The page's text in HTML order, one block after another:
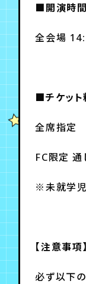
■開演時間
全会場
■チケット
全席指定
FC限定
※未就学児
【注意事項】
必ず以下